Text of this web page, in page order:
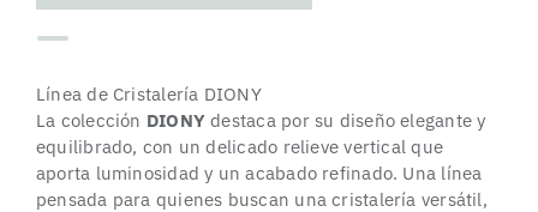
Línea de Cristalería DIONY
La colección DIONY destaca por su diseño elegante y
equilibrado, con un delicado relieve vertical que
aporta luminosidad y un acabado refinado. Una línea
pensada para quienes buscan una cristalería versátil,